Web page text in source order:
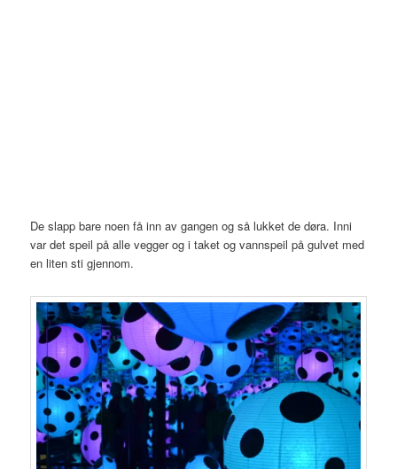
De slapp bare noen få inn av gangen og så lukket de døra. Inni
var det speil på alle vegger og i taket og vannspeil på gulvet med
en liten sti gjennom.